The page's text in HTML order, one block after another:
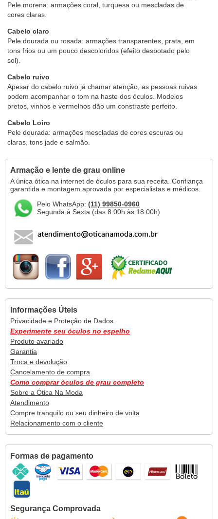
Pele morena: armações coral, turquesa ou mescladas de
cores claras.
Cabelo claro
Pele dourada ou rosada: armações transparentes, prata, em
tons frios ou um pouco descoloridos (efeito desbotado pelo
sol).
Cabelo ruivo
Apesar do cabelo ruivo já chamar atenção, as pessoas ruivas
podem acompanhar o tom na haste dos óculos. Modelos
pretos, vinhos e vermelhos dão um constraste perfeito.
Cabelo Loiro
Pele dourada: armações mescladas de cores escuras ou
claras, tons jade e salmão.
Armação e lente de grau online
A única ótica na internet de óculos para sua receita. Confiança
garantida e montagem aprovada por especialistas e médicos.
Pelo WhatsApp: (11) 99850-0960
Segunda à Sexta (das 8:00h às 18:00h)
Informações Úteis
Privacidade e Proteção de Dados
Experimente seu óculos no espelho
Produto avariado
Garantia
Troca e devolução
Cancelamento de compra
Como comprar óculos de grau completo
Sobre a Ótica Na Moda
Atendimento
Compre tranquilo ou seu dinheiro de volta
Relacionamento com o cliente
Formas de pagamento
Segurança Comprovada